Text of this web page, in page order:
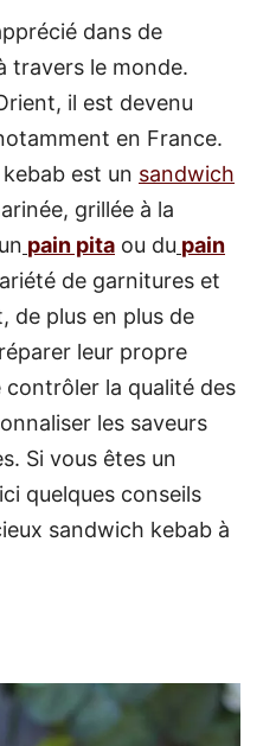
dans de
travers le monde.
il est devenu
en France.
est un sandwich
grillée à la
pain pita ou du pain
de garnitures et
de plus en plus de
leur propre
la qualité des
les saveurs
Si vous êtes un
quelques conseils
sandwich kebab à